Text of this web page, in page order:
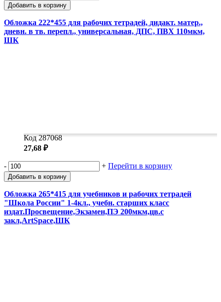
Добавить в корзину
Обложка 222*455 для рабочих тетрадей, дидакт. матер.,
дневн. в тв. перепл., универсальная, ДПС, ПВХ 110мкм,
ШК
Код 287068
27,68 ₽
- + Перейти в корзину
Добавить в корзину
Обложка 265*415 для учебников и рабочих тетрадей
"Школа России" 1-4кл., учебн. старших класс
издат.Просвещение,Экзамен,ПЭ 200мкм,цв.с
закл,ArtSpace,ШК